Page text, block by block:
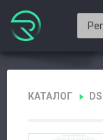
КАТАЛОГ